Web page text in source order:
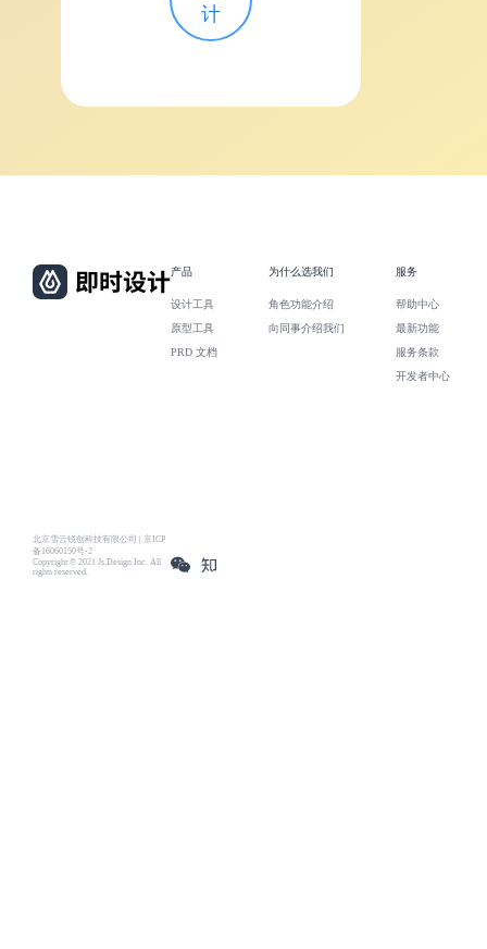
计
北京雪云锐创科技有限公司 | 京ICP
备16060150号-2
Copyright © 2021 Js.Design Inc. All
rights reserved.
产品
设计工具
原型工具
PRD 文档
为什么选我们
角色功能介绍
向同事介绍我们
服务
帮助中心
最新功能
服务条款
开发者中心